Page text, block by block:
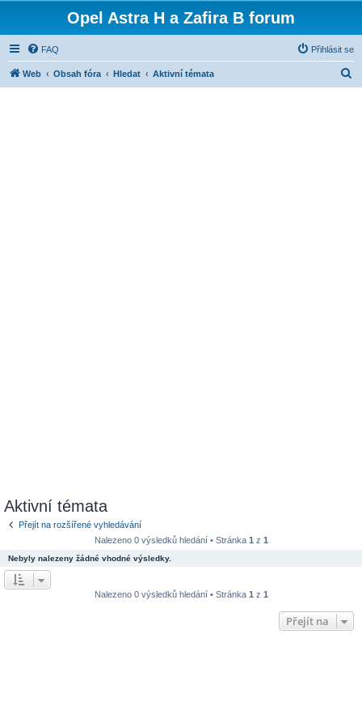
Opel Astra H a Zafira B forum
FAQ Přihlásit se
Web Obsah fóra Hledat Aktivní témata
Aktivní témata
Přejít na rozšířené vyhledávání
Nalezeno 0 výsledků hledání • Stránka 1 z 1
Nebyly nalezeny žádné vhodné výsledky.
Nalezeno 0 výsledků hledání • Stránka 1 z 1
Přejít na